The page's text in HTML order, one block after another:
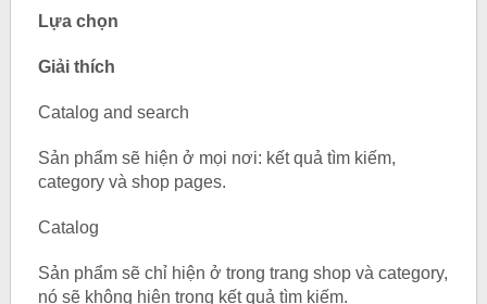
Lựa chọn
Giải thích
Catalog and search
Sản phẩm sẽ hiện ở mọi nơi: kết quả tìm kiếm,
category và shop pages.
Catalog
Sản phẩm sẽ chỉ hiện ở trong trang shop và category,
nó sẽ không hiện trong kết quả tìm kiếm.